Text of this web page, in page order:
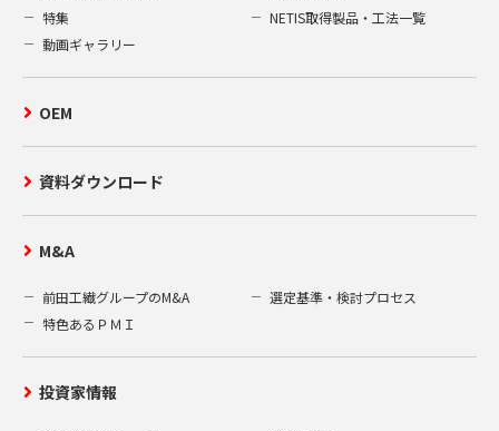
特集
NETIS取得製品・工法一覧
動画ギャラリー
OEM
資料ダウンロード
M&A
前田工繊グループのM&A
選定基準・検討プロセス
特色あるＰＭＩ
投資家情報